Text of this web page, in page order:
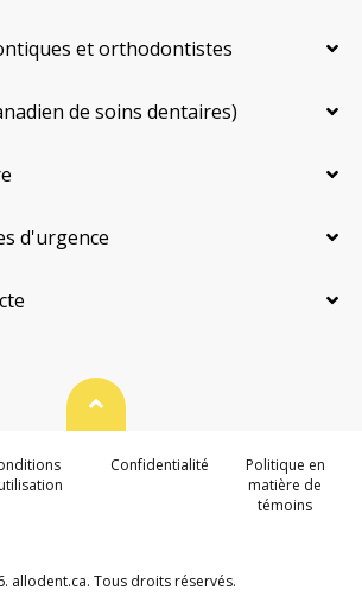
et orthodontistes
de soins dentaires)
d'urgence
allodent.ca. Tous droits réservés.
Haut de page
Confidentialité
Politique en
matière de
témoins